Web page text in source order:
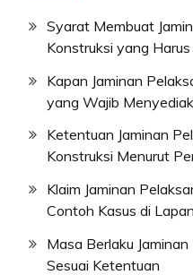
Syarat Membuat
Konstruksi yang
Kapan Jaminan
yang Wajib
Ketentuan Jaminan
Konstruksi Menurut
Klaim Jaminan
Contoh Kasus di
Masa Berlaku
Sesuai Ketentuan